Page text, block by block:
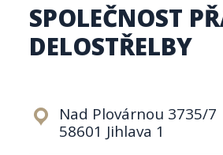
SPOLEČNOST
DELOSTŘELBY
Nad Plovárnou 3735/7
58601 Jihlava 1